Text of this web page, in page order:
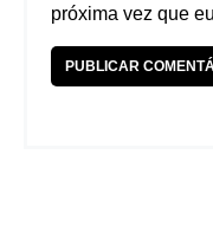
próxima vez que